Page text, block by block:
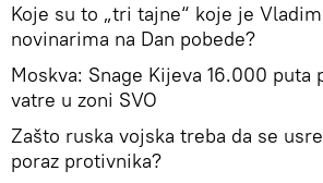
Koje su to „tri tajne“ koje je
novinarima na Dan pobede?
Moskva: Snage Kijeva 16.000
vatre u zoni SVO
Zašto ruska vojska treba da se
poraz protivnika?